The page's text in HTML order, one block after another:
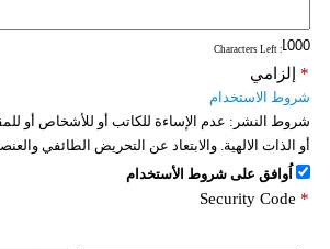
: Characters Left
إلزامي *
شروط الاستخدام
شروط النشر: عدم الإساءة للكاتب أو للأشخاص أو
أو الذات الالهية. والابتعاد عن التحريض الطائفي
اُوافق على شروط الأستخدام
Security Code *